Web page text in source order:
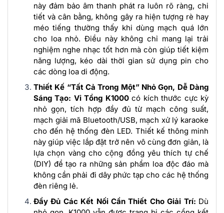
này đảm bảo âm thanh phát ra luôn rõ ràng, chi
tiết và cân bằng, không gây ra hiện tượng rè hay
méo tiếng thường thấy khi dùng mạch quá lớn
cho loa nhỏ. Điều này không chỉ mang lại trải
nghiệm nghe nhạc tốt hơn mà còn giúp tiết kiệm
năng lượng, kéo dài thời gian sử dụng pin cho
các dòng loa di động.
Thiết Kế “Tất Cả Trong Một” Nhỏ Gọn, Dễ Dàng
Sáng Tạo: Vỉ Tổng K1000có kích thước cực kỳ
nhỏ gọn, tích hợp đầy đủ từ mạch công suất,
mạch giải mã Bluetooth/USB, mạch xử lý karaoke
cho đến hệ thống đèn LED. Thiết kế thông minh
này giúp việc lắp đặt trở nên vô cùng đơn giản, là
lựa chọn vàng cho cộng đồng yêu thích tự chế
(DIY) để tạo ra những sản phẩm loa độc đáo mà
không cần phải đi dây phức tạp cho các hệ thống
đèn riêng lẻ.
Đầy Đủ Các Kết Nối Cần Thiết Cho Giải Trí: Dù